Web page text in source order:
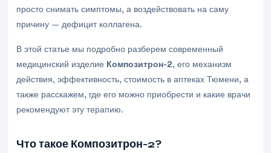
просто снимать симптомы, а воздействовать на саму
причину — дефицит коллагена.
В этой статье мы подробно разберем современный
медицинский изделие Композитрон-2, его механизм
действия, эффективность, стоимость в аптеках Тюмени, а
также расскажем, где его можно приобрести и какие врачи
рекомендуют эту терапию.
Что такое Композитрон-2?